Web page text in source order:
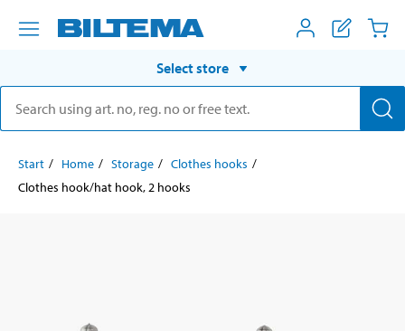
Select store
Start Home Storage
Clothes hooks
Clothes hook/hat hook, 2 hooks